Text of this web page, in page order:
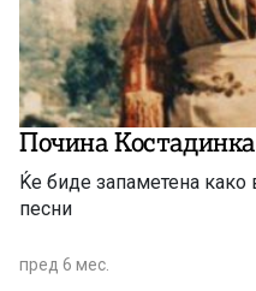
Почина
Ќе биде запаметена како
песни
пред 6 мес.